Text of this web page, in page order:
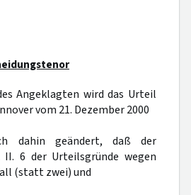
Angeklagten wird das Urteil
vom 21. Dezember 2000
dahin geändert, daß der
6 der Urteilsgründe wegen
(statt zwei) und